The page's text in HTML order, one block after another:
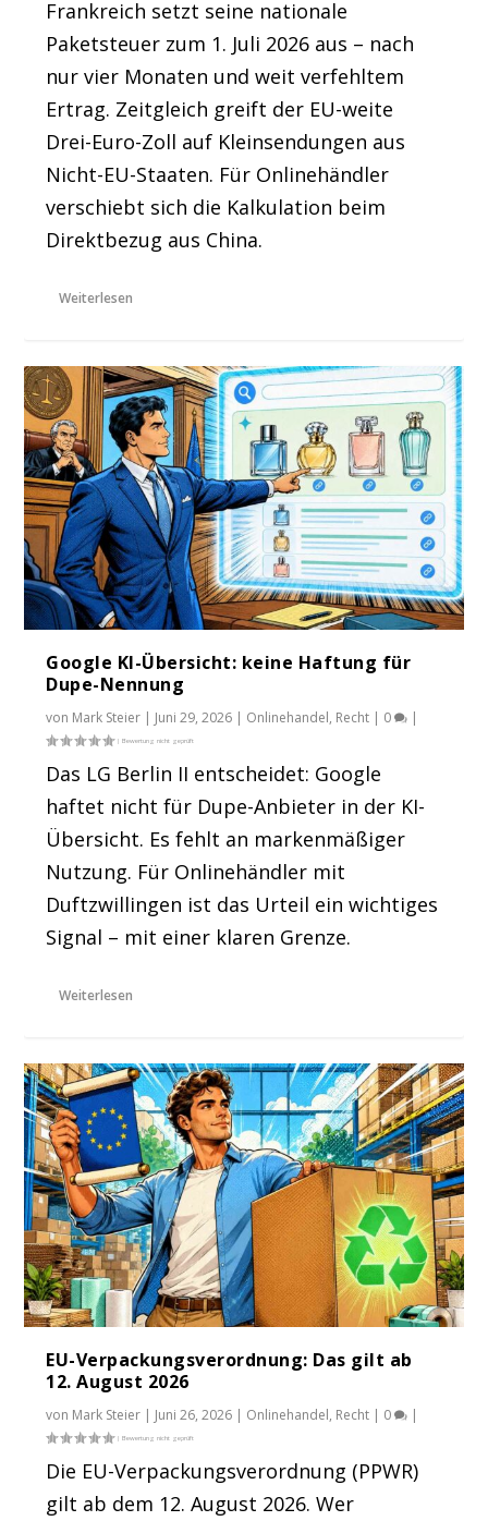
Frankreich setzt seine nationale
Paketsteuer zum 1. Juli 2026 aus – nach
nur vier Monaten und weit verfehltem
Ertrag. Zeitgleich greift der EU-weite
Drei-Euro-Zoll auf Kleinsendungen aus
Nicht-EU-Staaten. Für Onlinehändler
verschiebt sich die Kalkulation beim
Direktbezug aus China.
Weiterlesen
Google KI-Übersicht: keine Haftung für
Dupe-Nennung
von Mark Steier | Juni 29, 2026 | Onlinehandel, Recht | 0 |
Das LG Berlin II entscheidet: Google
haftet nicht für Dupe-Anbieter in der KI-
Übersicht. Es fehlt an markenmäßiger
Nutzung. Für Onlinehändler mit
Duftzwillingen ist das Urteil ein wichtiges
Signal – mit einer klaren Grenze.
Weiterlesen
EU-Verpackungsverordnung: Das gilt ab
12. August 2026
von Mark Steier | Juni 26, 2026 | Onlinehandel, Recht | 0 |
Die EU-Verpackungsverordnung (PPWR)
gilt ab dem 12. August 2026. Wer